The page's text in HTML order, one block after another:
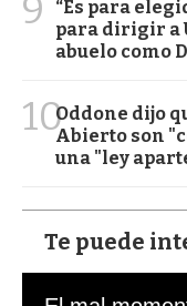
9
“Es para
para dirigir a
abuelo como
10Oddone dijo
Abierto son
una "ley
Te puede